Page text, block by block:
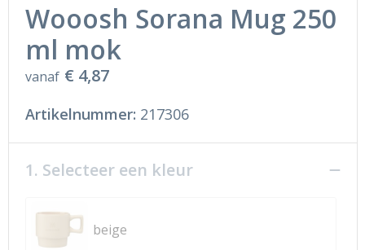
Wooosh Sorana Mug 250
ml mok
vanaf € 4,87
Artikelnummer: 217306
1. Selecteer een kleur
beige